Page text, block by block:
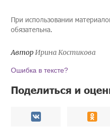
При использовании
обязательна.
АвторИрина Костикова
Ошибка в тексте?
Поделиться и